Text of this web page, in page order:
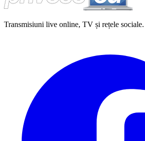
Transmisiuni live online, TV și rețele sociale.